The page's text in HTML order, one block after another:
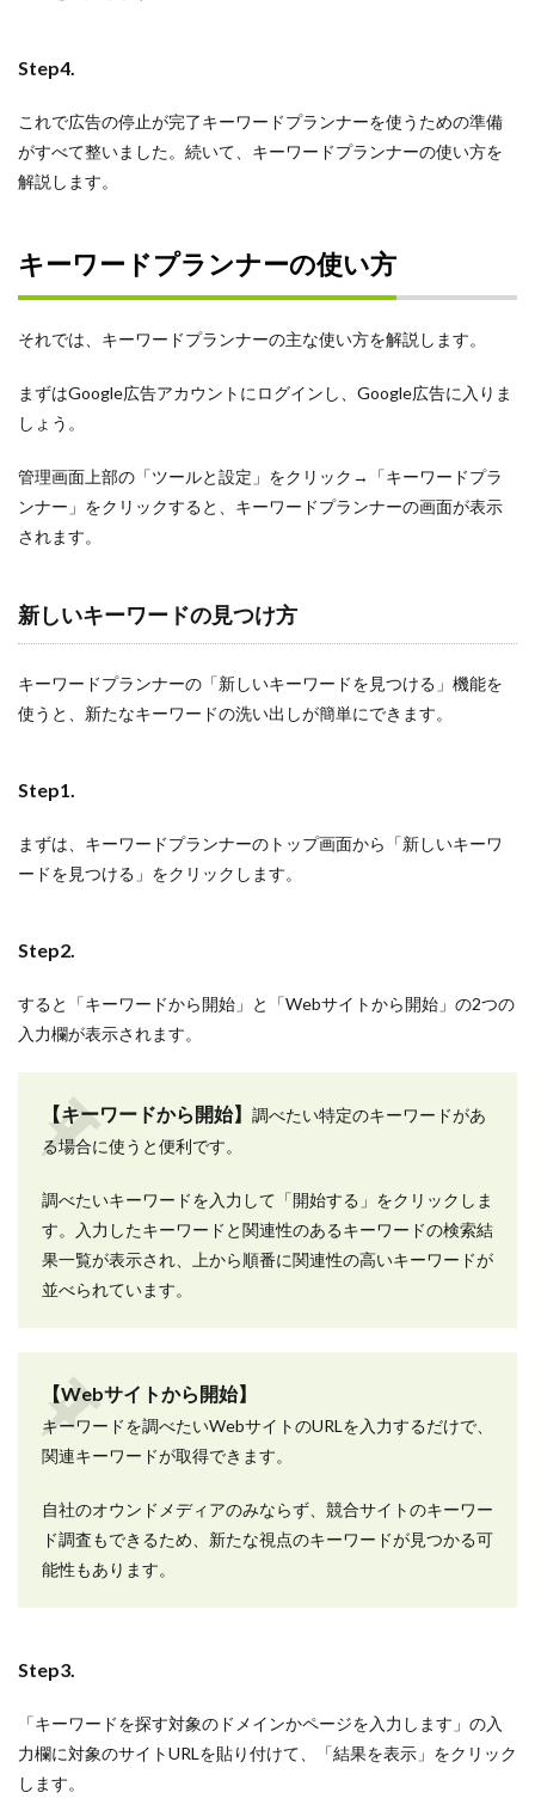
Step4.
これで広告の停止が完了キーワードプランナーを使うための準備
がすべて整いました。続いて、キーワードプランナーの使い方を
解説します。
キーワードプランナーの使い方
それでは、キーワードプランナーの主な使い方を解説します。
まずはGoogle広告アカウントにログインし、Google広告に入りま
しょう。
管理画面上部の「ツールと設定」をクリック→「キーワードプラ
ンナー」をクリックすると、キーワードプランナーの画面が表示
されます。
新しいキーワードの見つけ方
キーワードプランナーの「新しいキーワードを見つける」機能を
使うと、新たなキーワードの洗い出しが簡単にできます。
Step1.
まずは、キーワードプランナーのトップ画面から「新しいキーワ
ードを見つける」をクリックします。
Step2.
すると「キーワードから開始」と「Webサイトから開始」の2つの
入力欄が表示されます。
【キーワードから開始】 調べたい特定のキーワードがあ
る場合に使うと便利です。
調べたいキーワードを入力して「開始する」をクリックしま
す。入力したキーワードと関連性のあるキーワードの検索結
果一覧が表示され、上から順番に関連性の高いキーワードが
並べられています。
【Webサイトから開始】
キーワードを調べたいWebサイトのURLを入力するだけで、
関連キーワードが取得できます。
自社のオウンドメディアのみならず、競合サイトのキーワー
ド調査もできるため、新たな視点のキーワードが見つかる可
能性もあります。
Step3.
「キーワードを探す対象のドメインかページを入力します」の入
力欄に対象のサイトURLを貼り付けて、「結果を表示」をクリック
します。